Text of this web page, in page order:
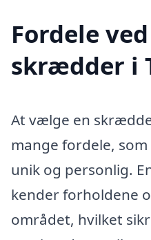
Fordele
skrædder i
At vælge en
mange fordele,
unik og personlig.
kender forholdene
området, hvilket